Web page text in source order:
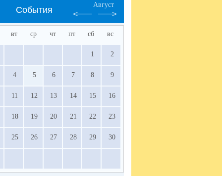
События
Август
вт ср чт пт сб вс
1 2
4 5 6 7 8 9
11 12 13 14 15 16
18 19 20 21 22 23
25 26 27 28 29 30